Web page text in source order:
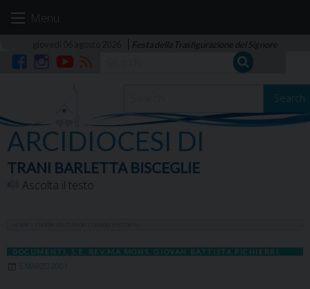
Menu
Festa della Trasfigurazione del Signore
Search
ARCIDIOCESI DI
TRANI BARLETTA BISCEGLIE
Ascolta il testo
DOCUMENTI S.E. REV.MA MONS. GIOVAN BATTISTA PICHIERRI
5 MARZO 2001